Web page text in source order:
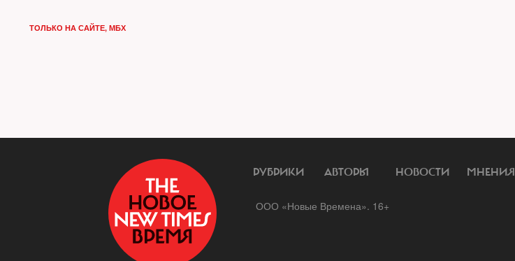
ТОЛЬКО НА САЙТЕ, МБХ
РУБРИКИ АВТОРЫ НОВОСТИ МНЕНИЯ
ООО «Новые Времена». 16+